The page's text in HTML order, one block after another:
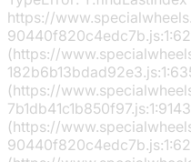
https://
(https://
(https://
(https://